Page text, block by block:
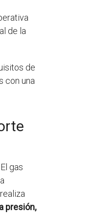
de la
de
con una
gas
presión,